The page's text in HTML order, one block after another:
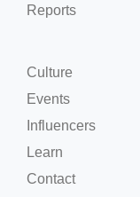
Reports
Culture
Events
Influencers
Learn
Contact